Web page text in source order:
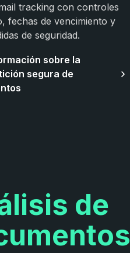
tracking con controles
fechas de vencimiento y
de seguridad.
sobre la
segura de
de